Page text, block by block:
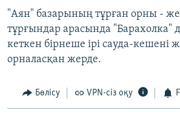
"Аян" базарының тұрған орны -
тұрғындар арасында "Барахолка"
кеткен бірнеше ірі сауда-кешені
орналасқан жерде.
Бөлісу VPN-сіз оқу